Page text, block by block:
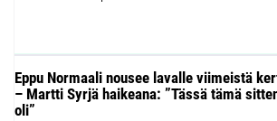
Eppu Normaali nousee lavalle viimeistä
– Martti Syrjä haikeana: ”Tässä tämä
oli”